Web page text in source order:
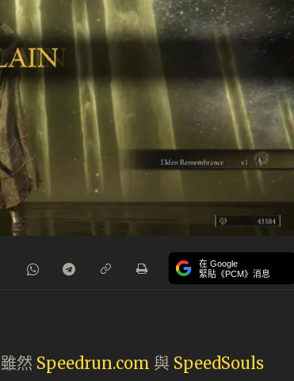
在 Google
緊貼《PCM》消息
然 Speedrun.com 與 SpeedSouls